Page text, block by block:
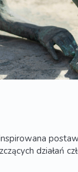
działań